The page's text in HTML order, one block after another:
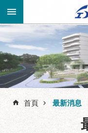
跳到主要內容區塊
進
階
搜
公
告
資
訊
首頁 最新消息